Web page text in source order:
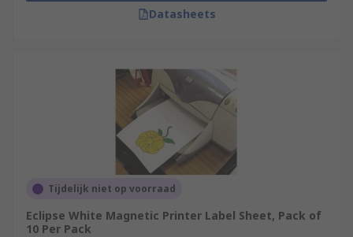
Datasheets
Tijdelijk niet op voorraad
Eclipse White Magnetic Printer Label Sheet, Pack of
10 Per Pack